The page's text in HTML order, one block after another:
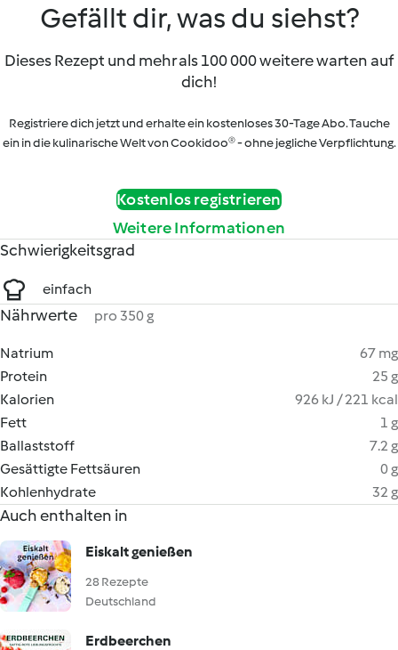
Gefällt dir, was du siehst?
Dieses Rezept und mehr als 100 000 weitere warten auf
dich!
Registriere dich jetzt und erhalte ein kostenloses 30-Tage Abo. Tauche
ein in die kulinarische Welt von Cookidoo® - ohne jegliche Verpflichtung.
Kostenlos registrieren
Weitere Informationen
Schwierigkeitsgrad
einfach
Nährwerte pro 350 g
Natrium
67 mg
Protein
25 g
Kalorien
926 kJ / 221 kcal
Fett
1 g
Ballaststoff
7.2 g
Gesättigte Fettsäuren
0 g
Kohlenhydrate
32 g
Auch enthalten in
Eiskalt genießen
28 Rezepte
Deutschland
Erdbeerchen